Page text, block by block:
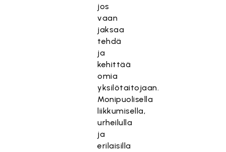
jos
vaan
jaksaa
tehdä
ja
kehittää
omia
yksilötaitojaan.
Monipuolisella
liikkumisella,
urheilulla
ja
erilaisilla